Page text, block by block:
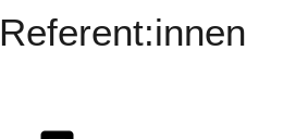
Referent:innen